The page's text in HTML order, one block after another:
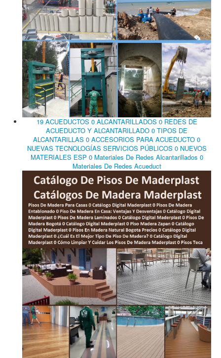
19 ACUEDUCTOS 0 ALCANTARILLADOS 0 REDES DE
ACUEDUCTO Y ALCANTARILLADO 0 TIPOS DE
ALCANTARILLAS 0 ACCESORIOS PARA ACUEDUCTO 0
NUEVAS TECNOLOGÍAS SERVICIOS PÚBLICOS 0 NUEVOS
MATERIALES ESP 0 Materiales De Redes Alcantarillados 0
Materiales De Redes Acueduct